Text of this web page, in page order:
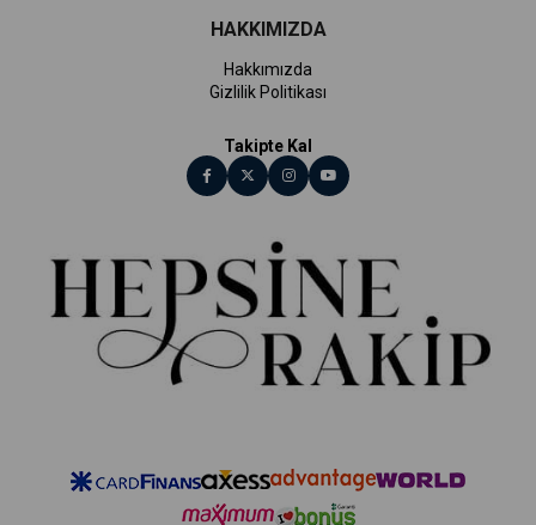
HAKKIMIZDA
Hakkımızda
Gizlilik Politikası
Takipte Kal